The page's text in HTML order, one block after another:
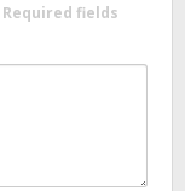
Required fields